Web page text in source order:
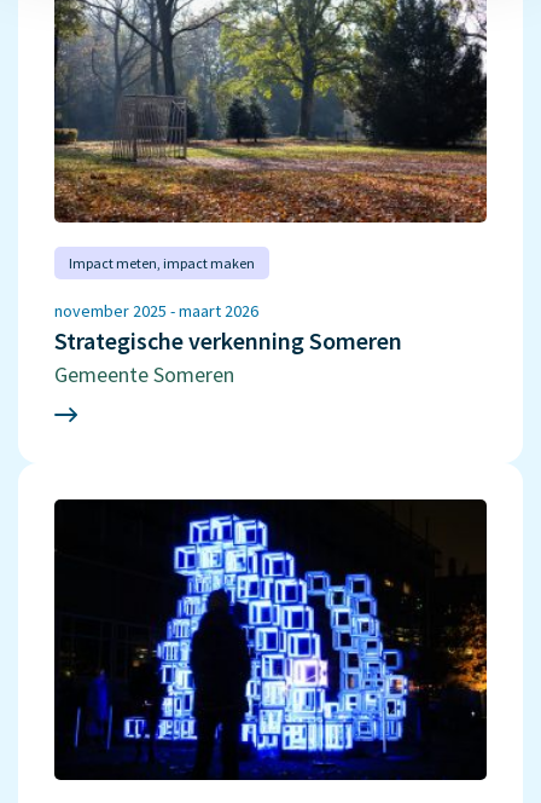
Impact meten‚ impact maken
november 2025 - maart 2026
Strategische verkenning Someren
Gemeente Someren